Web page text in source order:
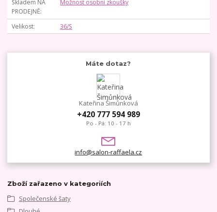
Skladem NA
PRODEJNĚ
Možnost osobní zkoušky
Velikost 36/S
Máte dotaz?
Kateřina Šimůnková
+420 777 594 989
Po - Pá: 10 - 17 h
info@salon-raffaela.cz
Zboží zařazeno v kategoriích
Společenské šaty